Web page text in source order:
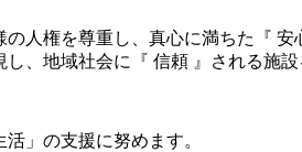
権を尊重し、真心に満ちた『 安
、地域社会に『 信頼 』される施設
」の支援に努めます。